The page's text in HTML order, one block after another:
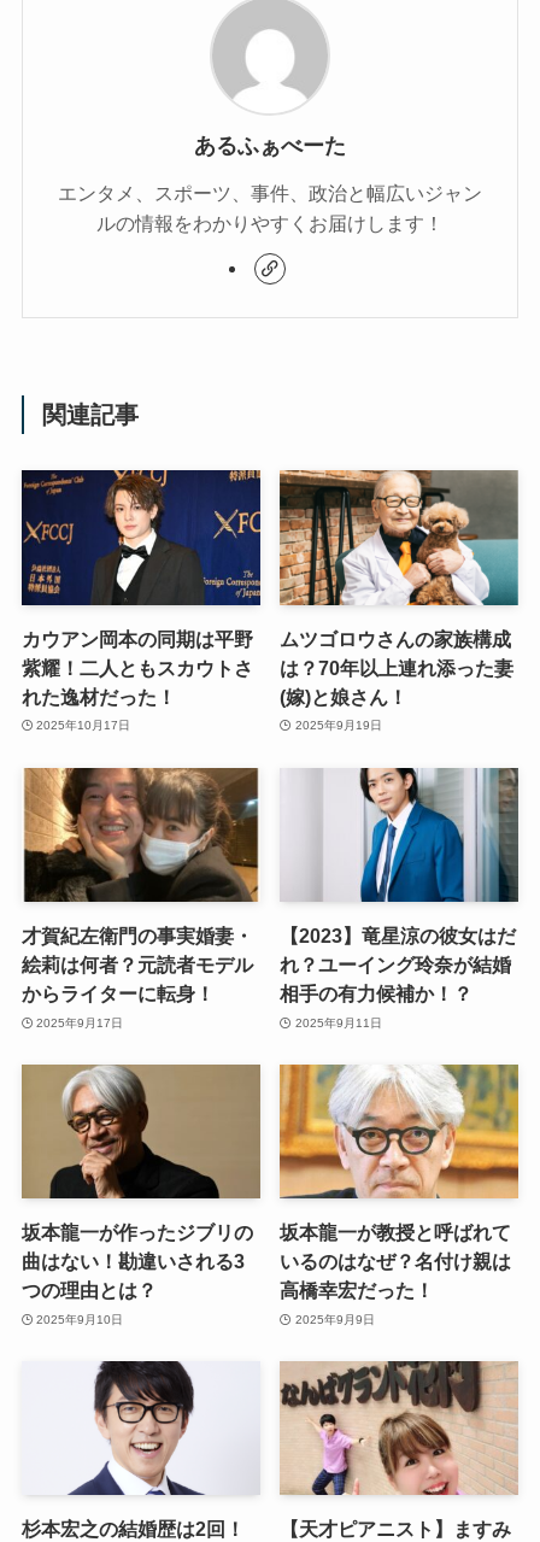
あるふぁべーた
エンタメ、スポーツ、事件、政治と幅広いジャン
ルの情報をわかりやすくお届けします！
関連記事
カウアン岡本の同期は平野
紫耀！二人ともスカウトさ
れた逸材だった！
2025年10月17日
ムツゴロウさんの家族構成
は？70年以上連れ添った妻
(嫁)と娘さん！
2025年9月19日
才賀紀左衛門の事実婚妻・
絵莉は何者？元読者モデル
からライターに転身！
2025年9月17日
【2023】竜星涼の彼女はだ
れ？ユーイング玲奈が結婚
相手の有力候補か！？
2025年9月11日
坂本龍一が作ったジブリの
曲はない！勘違いされる3
つの理由とは？
2025年9月10日
坂本龍一が教授と呼ばれて
いるのはなぜ？名付け親は
高橋幸宏だった！
2025年9月9日
杉本宏之の結婚歴は2回！
【天才ピアニスト】ますみ